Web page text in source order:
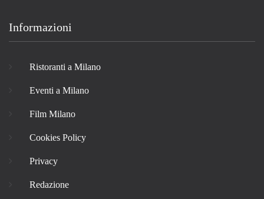
Informazioni
Ristoranti a Milano
Eventi a Milano
Film Milano
Cookies Policy
Privacy
Redazione